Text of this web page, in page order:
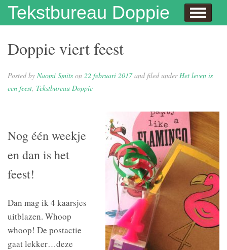
Tekstbureau Doppie
Hallo
Dit doe ik!
Dit doe ik ook!
Enthousiaste opdrachtgevers
Over mij
Publicaties
Wie niet leest is gek
Juf Naomi klapt uit de school
Eh…juf, hoe krijg je eigenlijk kinderen?
Columns
In de media
Contact
Privacybeleid
Doppie viert feest
Posted by Naomi Smits on 22 februari 2017 and filed underHet leven is
een feest, Tekstbureau Doppie
Nog één weekje
en dan is het
feest!
Dan mag ik 4 kaarsjes
uitblazen. Whoop
whoop! De postactie
gaat lekker…deze